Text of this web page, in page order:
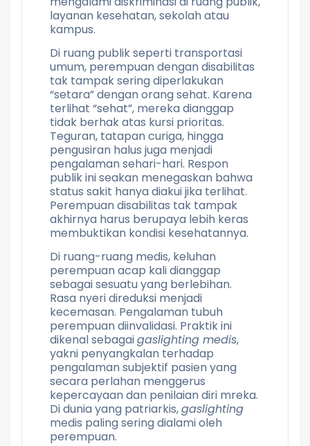
layanan kesehatan, sekolah atau
kampus.
Di ruang publik seperti transportasi
umum, perempuan dengan disabilitas
tak tampak sering diperlakukan
“setara” dengan orang sehat. Karena
terlihat “sehat”, mereka dianggap
tidak berhak atas kursi prioritas.
Teguran, tatapan curiga, hingga
pengusiran halus juga menjadi
pengalaman sehari-hari. Respon
publik ini seakan menegaskan bahwa
status sakit hanya diakui jika terlihat.
Perempuan disabilitas tak tampak
akhirnya harus berupaya lebih keras
membuktikan kondisi kesehatannya.
Di ruang-ruang medis, keluhan
perempuan acap kali dianggap
sebagai sesuatu yang berlebihan.
Rasa nyeri direduksi menjadi
kecemasan. Pengalaman tubuh
perempuan diinvalidasi. Praktik ini
dikenal sebagaigaslighting medis,
yakni penyangkalan terhadap
pengalaman subjektif pasien yang
secara perlahan menggerus
kepercayaan dan penilaian diri mreka.
Di dunia yang patriarkis,gaslighting
medis paling sering dialami oleh
perempuan.